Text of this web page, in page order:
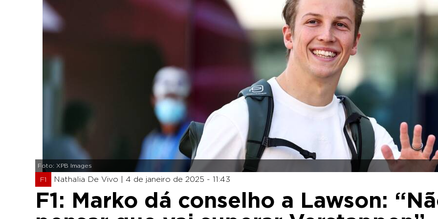
Foto: XPB Images
F1 Nathalia De Vivo | 4 de janeiro de 2025 - 11:43
F1: Marko dá conselho a Lawson: